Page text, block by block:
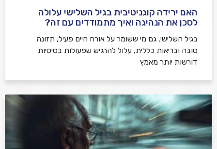
האם ירידה קוגניטיבית בגיל השלישי עלולה
לסכן את הנהיגה ואיך מתמודדים עם זה?
בגיל השלישי, גם מי ששומר על אורח חיים פעיל, תזונה
טובה ובריאות כללית, עלול להרגיש שפעולות בסיסיות
דורשות יותר מאמץ